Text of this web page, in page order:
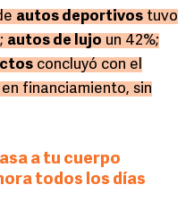
autos deportivos tuvo
autos de lujo un 42%;
concluyó con el
financiamiento, sin
a tu cuerpo
todos los días